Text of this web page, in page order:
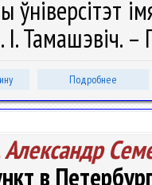
ўнiверсітэт
І. Тамашэвіч.
Подробнее
в